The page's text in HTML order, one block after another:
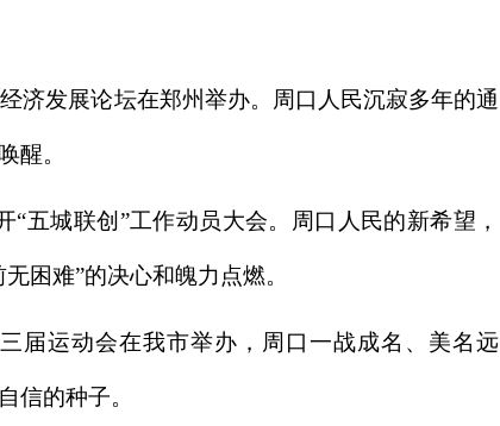
济发展论坛在郑州举办。周口人民沉寂多年的通
醒。
“五城联创”工作动员大会。周口人民的新希望，
困难”的决心和魄力点燃。
届运动会在我市举办，周口一战成名、美名远
信的种子。